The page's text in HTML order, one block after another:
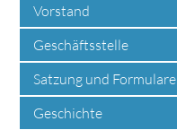
Vorstand
Geschäftsstelle
Satzung und Formulare
Geschichte